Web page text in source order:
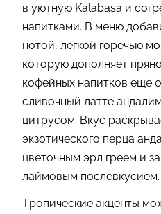
в уютную Kalabasa и
напитками. В меню
нотой, легкой горечью
которую дополняет
кофейных напитков еще
сливочный латте
цитрусом. Вкус
экзотического перца
цветочным эрл греем и
лаймовым послевкусием.
Тропические акценты